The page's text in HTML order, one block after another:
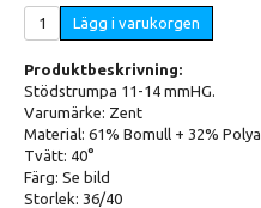
Lägg i varukorgen
Produktbeskrivning:
Stödstrumpa 11-14 mmHG.
Varumärke: Zent
Material: 61% Bomull + 32%
Tvätt: 40°
Färg: Se bild
Storlek: 36/40